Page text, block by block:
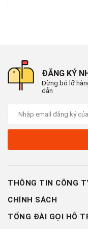
ĐĂNG KÝ
Đừng bỏ lỡ
dẫn
THÔNG TIN CÔNG
CHÍNH SÁCH
TỔNG ĐÀI GỌI HỖ